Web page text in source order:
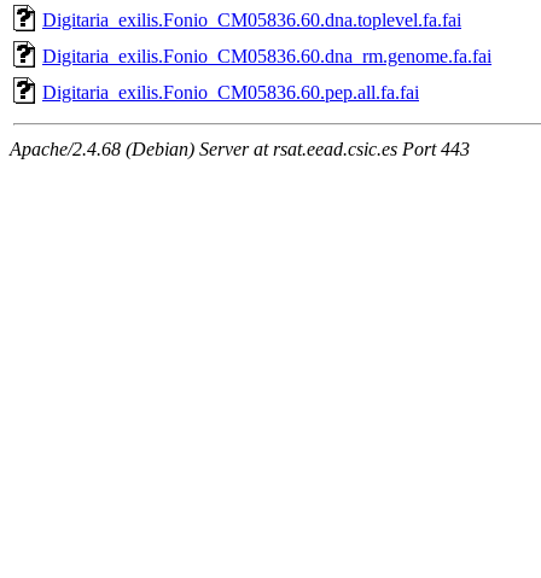
Digitaria_exilis.Fonio_CM05836.60.dna.toplevel.fa.fai
Digitaria_exilis.Fonio_CM05836.60.dna_rm.genome.fa.fai
Digitaria_exilis.Fonio_CM05836.60.pep.all.fa.fai
Apache/2.4.68 (Debian) Server at rsat.eead.csic.es Port 443